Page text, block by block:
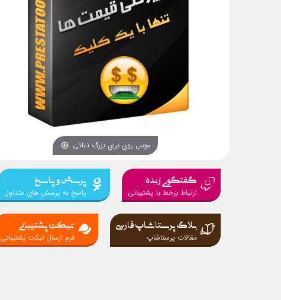
موس روی برای بزرگ نمائی
گفتگوی زنده
ارتباط برخط با پشتیبانی
پرسش و پاسخ
پاسخ به پرسش های متداول
بلاگ پرستاشاپ فارسی
مقالات پرستاشاپ
تیکت پشتیبانی
فرم ارسال تیکت پشتیبانی